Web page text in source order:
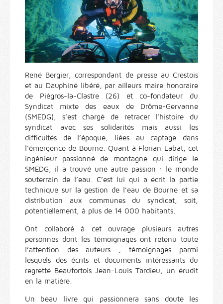
René Bergier, correspondant de presse au Crestois
et au Dauphiné libéré, par ailleurs maire honoraire
de Piégros-la-Clastre (26) et co-fondateur du
Syndicat mixte des eaux de Drôme-Gervanne
(SMEDG), s’est chargé de retracer l’histoire du
syndicat avec ses solidarités mais aussi les
difficultés de l’époque, liées au captage dans
l’émergence de Bourne. Quant à Florian Labat, cet
ingénieur passionné de montagne qui dirige le
SMEDG, il a trouvé une autre passion : le monde
souterrain de l’eau. C’est lui qui a écrit la partie
technique sur la gestion de l’eau de Bourne et sa
distribution aux communes du syndicat, soit,
potentiellement, à plus de 14 000 habitants.
Ont collaboré à cet ouvrage plusieurs autres
personnes dont les témoignages ont retenu toute
l’attention des auteurs ; témoignages parmi
lesquels des écrits et documents intéressants du
regretté Beaufortois Jean-Louis Tardieu, un érudit
en la matière.
Un beau livre qui passionnera sans doute les